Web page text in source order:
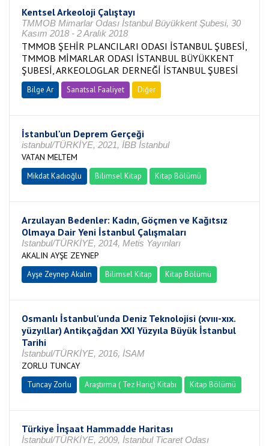
Kentsel Arkeoloji Çalıştayı
TMMOB Mimarlar Odası İstanbul Büyükkent Şubesi, 30
Kasım 2018 - 2 Aralık 2018
TMMOB ŞEHİR PLANCILARI ODASI İSTANBUL ŞUBESİ,
TMMOB MİMARLAR ODASI İSTANBUL BÜYÜKKENT
ŞUBESİ, ARKEOLOGLAR DERNEĞİ İSTANBUL ŞUBESİ
Bilge Ar Sanatsal Faaliyet Diğer
İstanbul'un Deprem Gerçeği
istanbul/TÜRKİYE, 2021, İBB İstanbul
VATAN MELTEM
Mikdat Kadıoğlu Bilimsel Kitap Kitap Bölümü
Arzulayan Bedenler: Kadın, Göçmen ve Kağıtsız
Olmaya Dair Yeni İstanbul Çalışmaları
Istanbul/TÜRKİYE, 2014, Metis Yayınları
AKALIN AYŞE ZEYNEP
Ayşe Zeynep Akalın Bilimsel Kitap Kitap Bölümü
Osmanlı İstanbul'unda Deniz Teknolojisi (xvııı-xıx.
yüzyıllar) Antikçağdan XXI Yüzyıla Büyük İstanbul
Tarihi
İstanbul/TÜRKİYE, 2016, İSAM
ZORLU TUNCAY
Tuncay Zorlu Araştırma ( Tez Hariç) Kitabı Kitap Bölümü
Türkiye İnşaat Hammadde Haritası
İstanbul/TÜRKİYE, 2009, İstanbul Ticaret Odası